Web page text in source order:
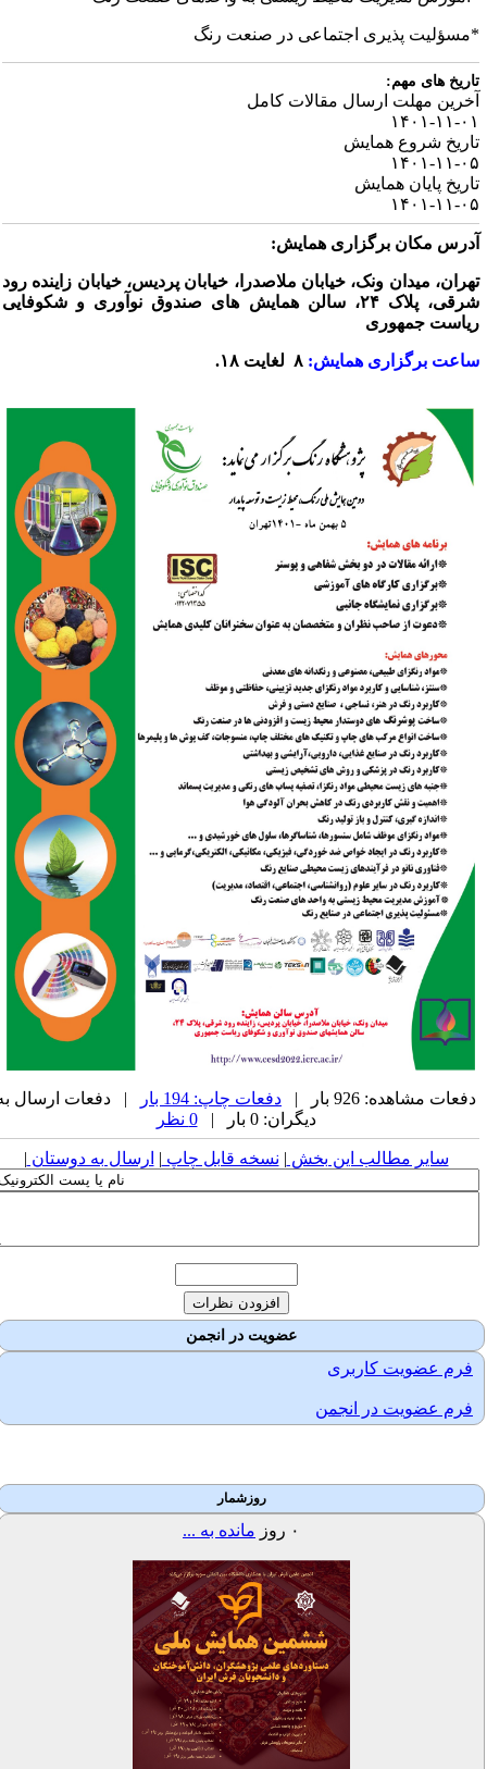
پذیری اجتماعی در صنعت رنگ
های مهم:
مهلت ارسال مقالات کامل
۱۱-۰۱
شروع همایش
۱۱-۰۵
پایان همایش
۱۱-۰۵
مکان برگزاری همایش:
میدان ونک، خیابان ملاصدرا، خیابان پردیس، خیابان زاینده رود
شرقی، پلاک ۲۴، سالن همایش های صندوق نوآوری و شکوفایی
جمهوری
برگزاری همایش: ۸ لغایت ۱۸.
مشاهده: 926 بار | دفعات چاپ: 194 بار
| دفعات ارسال به
دیگران: 0 بار |
سایر مطالب این بخش | نسخه قابل چاپ| ارسال به دوستان|
عضویت در انجمن
فرم عضویت کاربری
فرم عضویت در انجمن
روزشمار
روزمانده به ...